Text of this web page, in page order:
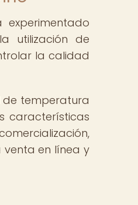
utilización de
la calidad
de temperatura
características
en línea y